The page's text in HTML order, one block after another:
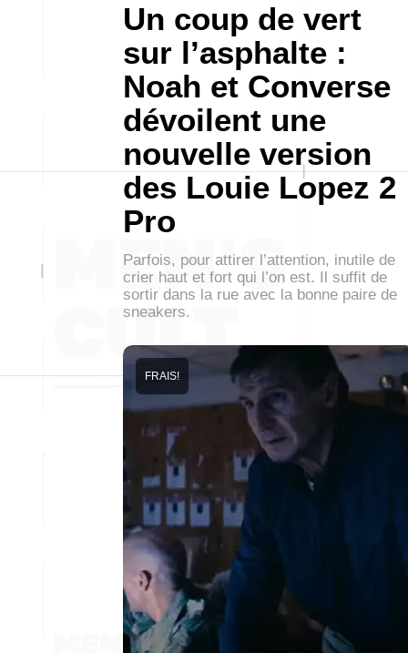
Un coup de vert
sur l’asphalte :
Noah et Converse
dévoilent une
nouvelle version
des Louie Lopez 2
Pro
Parfois, pour attirer l’attention, inutile de
crier haut et fort qui l’on est. Il suffit de
sortir dans la rue avec la bonne paire de
sneakers.
FRAIS!